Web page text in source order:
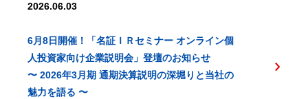
2026.06.03
6月8日開催！「名証ＩＲセミナー オンライン個
人投資家向け企業説明会」登壇のお知らせ
〜 2026年3月期 通期決算説明の深堀りと当社の
魅力を語る 〜